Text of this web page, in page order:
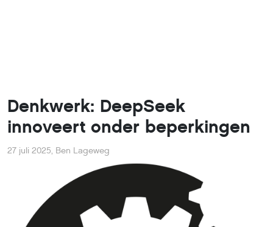
Denkwerk: DeepSeek
innoveert onder beperkingen
27 juli 2025, Ben Lageweg